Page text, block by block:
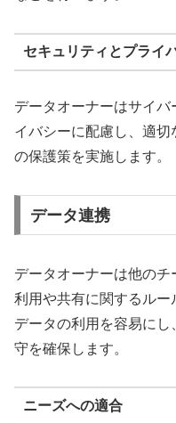
セキュリティとプライ
データオーナーはサイ
イバシーに配慮し、適
の保護策を実施します。
データ連携
データオーナーは他の
利用や共有に関するルー
データの利用を容易に
守を確保します。
ニーズへの適合